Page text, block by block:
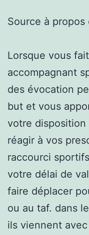
Source à propos
Lorsque vous
accompagnant
des évocation
but et vous
votre disposition
réagir à vos
raccourci
votre délai de
faire déplacer
ou au taf. dans
ils viennent